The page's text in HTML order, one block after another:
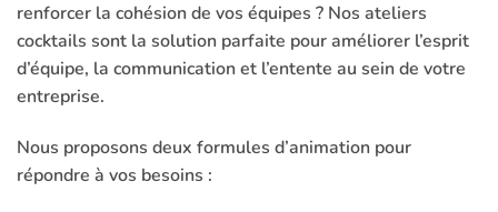
renforcer la cohésion de vos équipes ? Nos ateliers
cocktails sont la solution parfaite pour améliorer l’esprit
d’équipe, la communication et l’entente au sein de votre
entreprise.
Nous proposons deux formules d’animation pour
répondre à vos besoins :